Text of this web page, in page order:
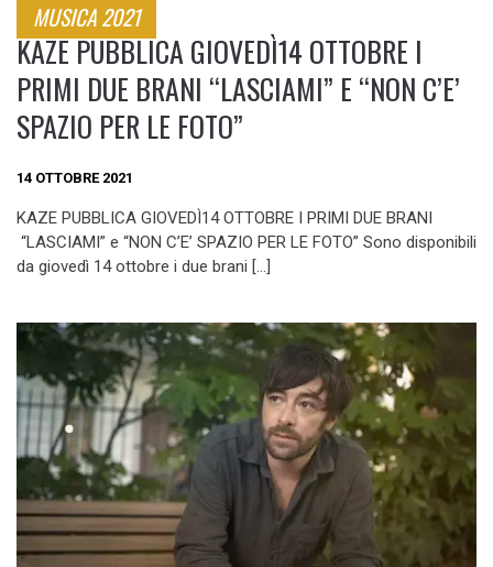
MUSICA 2021
KAZE PUBBLICA GIOVEDÌ14 OTTOBRE I
PRIMI DUE BRANI “LASCIAMI” E “NON C’E’
SPAZIO PER LE FOTO”
14 OTTOBRE 2021
KAZE PUBBLICA GIOVEDÌ14 OTTOBRE I PRIMI DUE BRANI
“LASCIAMI” e “NON C’E’ SPAZIO PER LE FOTO” Sono disponibili
da giovedì 14 ottobre i due brani […]